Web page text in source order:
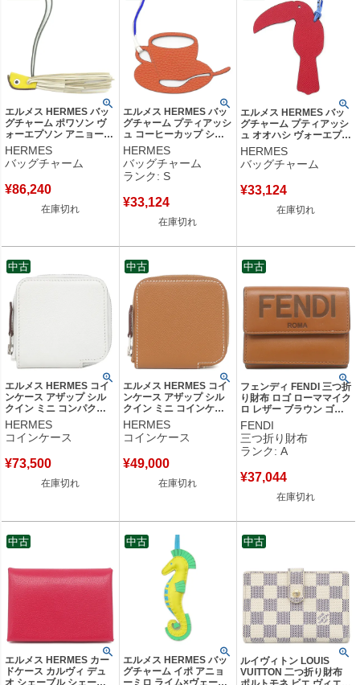
エルメス HERMES バッ
グチャーム ポワソン ヴ
ォーエプソン アニョーミ
ロ ジョーヌナプル×クレ×
ヴェールクリケット 新品
未使用 黄色 オフホワイ
印(2025年製) 【箱】
HERMES
バッグチャーム
¥86,240
在庫切れ
エルメス HERMES バッ
グチャーム プティアッシ
ュ コーヒーカップ シェ
ーブル トリヨンクレマン
ス ブラウン×緑 茶 緑 チ
ャーム petit H 【中古】
未使用保管品
HERMES
バッグチャーム
ランク: S
¥33,124
在庫切れ
エルメス HERMES バッ
グチャーム プティアッシ
ュ オオハシ ヴォーエプソ
ン トリヨンクレマンス レ
ッド×ピンク 赤 ピンク チ
ャーム petit H 【中古】
HERMES
バッグチャーム
¥33,124
在庫切れ
エルメス HERMES コイ
ンケース アザップ シル
クイン ミニ コンパクト
ヴォーエプソン ニューホ
ワイト シルバー金具 オ
フホワイト ラウンドファ
【箱】 【中古】
HERMES
コインケース
¥73,500
在庫切れ
中古
エルメス HERMES コイ
ンケース アザップ シル
クイン ミニ コインケー
ス ヴォーエプソン ゴー
ルド シルバー金具 茶 ラ
ウンドファスナー Z刻印
HERMES
コインケース
¥49,000
在庫切れ
中古
フェンディ FENDI 三つ折
り財布 ロゴ ローママイク
ロ レザー ブラウン ゴー
ルド金具 ミニ財布 茶
8M0395 【中古】中古美
品
FENDI
三つ折り財布
ランク: A
¥37,044
在庫切れ
中古
エルメス HERMES カー
ドケース カルヴィ デュ
中古
エルメス HERMES バッ
グチャーム イポ アニョ
中古
ルイヴィトン LOUIS
VUITTON 二つ折り財布
中古